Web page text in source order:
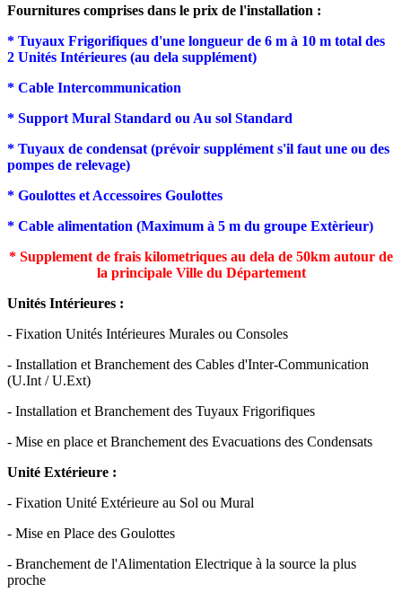
Fournitures comprises dans le prix de l'installation :
* Tuyaux Frigorifiques d'une longueur de 6 m à 10 m total des
2 Unités Intérieures (au dela supplément)
* Cable Intercommunication
* Support Mural Standard ou Au sol Standard
* Tuyaux de condensat (prévoir supplément s'il faut une ou des
pompes de relevage)
* Goulottes et Accessoires Goulottes
* Cable alimentation (Maximum à 5 m du groupe Extèrieur)
* Supplement de frais kilometriques au dela de 50km autour de
la principale Ville du Département
Unités Intérieures :
- Fixation Unités Intérieures Murales ou Consoles
- Installation et Branchement des Cables d'Inter-Communication
(U.Int / U.Ext)
- Installation et Branchement des Tuyaux Frigorifiques
- Mise en place et Branchement des Evacuations des Condensats
Unité Extérieure :
- Fixation Unité Extérieure au Sol ou Mural
- Mise en Place des Goulottes
- Branchement de l'Alimentation Electrique à la source la plus
proche